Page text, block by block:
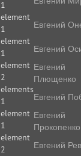
1
element
1
element
1
element
2
elements
1
element
1
element
2
Евгений
Евгений
Евгений
Плющенко
Евгений
Евгений
Прокопенко
Евгений